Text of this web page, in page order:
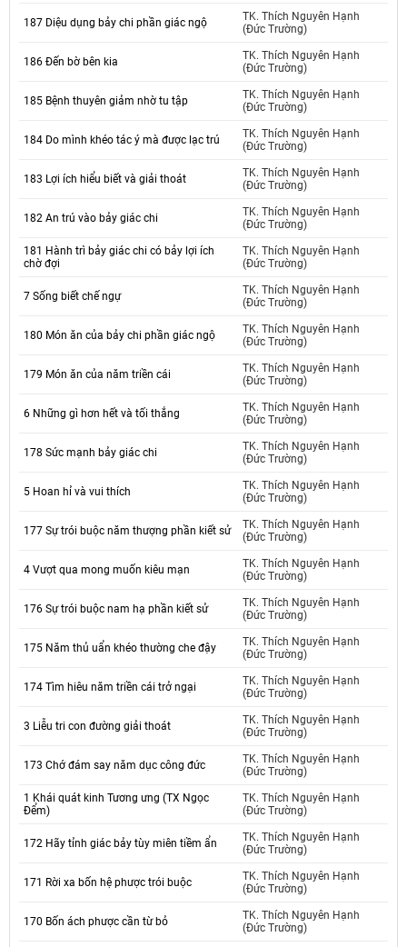
187 Diệu dụng bảy chi phần giác ngộ
TK. Thích Nguyên Hạnh
(Đức Trường)
186 Đến bờ bên kia
TK. Thích Nguyên Hạnh
(Đức Trường)
185 Bệnh thuyên giảm nhờ tu tập
TK. Thích Nguyên Hạnh
(Đức Trường)
184 Do mình khéo tác ý mà được lạc trú
TK. Thích Nguyên Hạnh
(Đức Trường)
183 Lợi ích hiểu biết và giải thoát
TK. Thích Nguyên Hạnh
(Đức Trường)
182 An trú vào bảy giác chi
TK. Thích Nguyên Hạnh
(Đức Trường)
181 Hành trì bảy giác chi có bảy lợi ích
chờ đợi
TK. Thích Nguyên Hạnh
(Đức Trường)
7 Sống biết chế ngự
TK. Thích Nguyên Hạnh
(Đức Trường)
180 Món ăn của bảy chi phần giác ngộ
TK. Thích Nguyên Hạnh
(Đức Trường)
179 Món ăn của năm triền cái
TK. Thích Nguyên Hạnh
(Đức Trường)
6 Những gì hơn hết và tối thắng
TK. Thích Nguyên Hạnh
(Đức Trường)
178 Sức mạnh bảy giác chi
TK. Thích Nguyên Hạnh
(Đức Trường)
5 Hoan hỉ và vui thích
TK. Thích Nguyên Hạnh
(Đức Trường)
177 Sự trói buộc năm thượng phần kiết sử
TK. Thích Nguyên Hạnh
(Đức Trường)
4 Vượt qua mong muốn kiêu mạn
TK. Thích Nguyên Hạnh
(Đức Trường)
176 Sự trói buộc nam hạ phần kiết sử
TK. Thích Nguyên Hạnh
(Đức Trường)
175 Năm thủ uẩn khéo thường che đậy
TK. Thích Nguyên Hạnh
(Đức Trường)
174 Tìm hiêu năm triền cái trở ngại
TK. Thích Nguyên Hạnh
(Đức Trường)
3 Liễu tri con đường giải thoát
TK. Thích Nguyên Hạnh
(Đức Trường)
173 Chớ đám say năm dục công đức
TK. Thích Nguyên Hạnh
(Đức Trường)
1 Khái quát kinh Tương ưng (TX Ngọc
Đểm)
TK. Thích Nguyên Hạnh
(Đức Trường)
172 Hãy tỉnh giác bảy tùy miên tiềm ẩn
TK. Thích Nguyên Hạnh
(Đức Trường)
171 Rời xa bốn hệ phược trói buộc
TK. Thích Nguyên Hạnh
(Đức Trường)
170 Bốn ách phược cần từ bỏ
TK. Thích Nguyên Hạnh
(Đức Trường)